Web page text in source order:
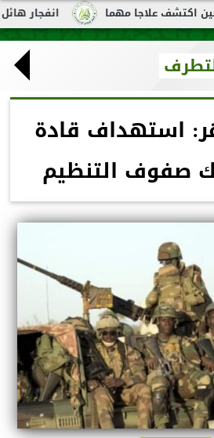
انفجار هائل علاجا مهما
استهداف قادة
صفوف التنظيم